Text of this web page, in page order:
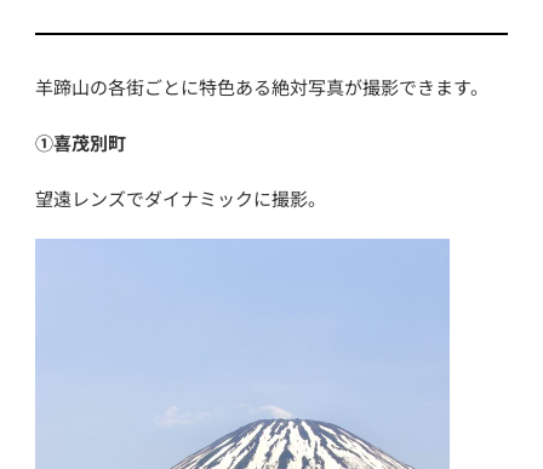
羊蹄山の各街ごとに特色ある絶対写真が撮影できます。
①喜茂別町
望遠レンズでダイナミックに撮影。